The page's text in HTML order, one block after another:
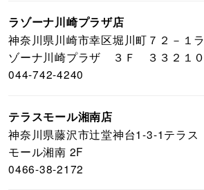
ラゾーナ川崎プラザ店
神奈川県川崎市幸区堀川町７２－１ラ
ゾーナ川崎プラザ ３Ｆ ３３２１０
044-742-4240
テラスモール湘南店
神奈川県藤沢市辻堂神台1-3-1テラス
モール湘南 2F
0466-38-2172